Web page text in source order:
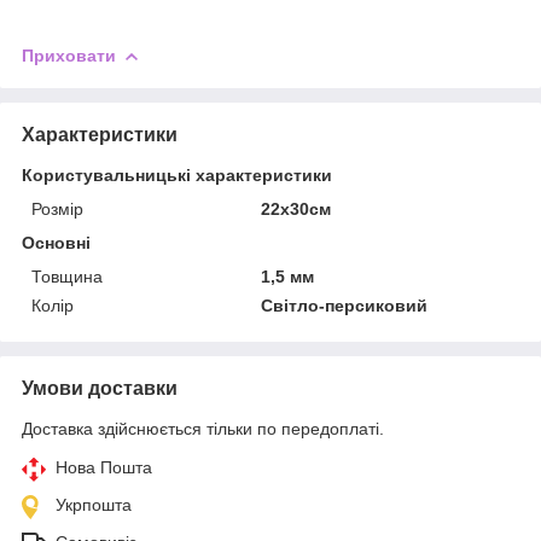
Приховати
Характеристики
Користувальницькі характеристики
Розмір
22х30см
Основні
Товщина
1,5 мм
Колір
Світло-персиковий
Умови доставки
Доставка здійснюється тільки по передоплаті.
Нова Пошта
Укрпошта